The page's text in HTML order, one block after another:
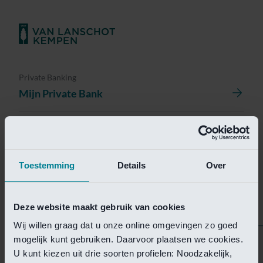
Toestemming Details Over
Deze website maakt gebruik van cookies
Wij willen graag dat u onze online omgevingen zo goed
mogelijk kunt gebruiken. Daarvoor plaatsen we cookies.
U kunt kiezen uit drie soorten profielen: Noodzakelijk,
Private Banking
Mijn Private Bank
Helaas is deze pagina